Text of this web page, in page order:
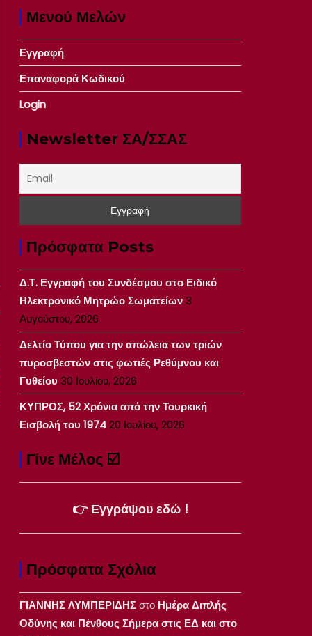
Μενού Μελών
Εγγραφή
Επαναφορά Κωδικού
Login
Newsletter ΣΑ/ΣΣΑΣ
Πρόσφατα Posts
Δ.Τ. Εγγραφή του Συνδέσμου στο Ειδικό
Ηλεκτρονικό Μητρώο Σωματείων3
Αυγούστου, 2026
Δελτίο Τύπου για την απώλεια των τριών
πυροσβεστών στις φωτιές Ρεθύμνου και
Γυθείου 30 Ιουλίου, 2026
ΚΥΠΡΟΣ, 52 Χρόνια από την Τουρκική
Εισβολή του 197420 Ιουλίου, 2026
Γίνε Μέλος ☑️
👉 Εγγράψου εδώ !
Πρόσφατα Σχόλια
ΓΙΑΝΝΗΣ ΛΥΜΠΕΡΙΔΗΣστο Ημέρα Διπλής
Οδύνης και Πένθους Σήμερα στις ΕΔ και στο